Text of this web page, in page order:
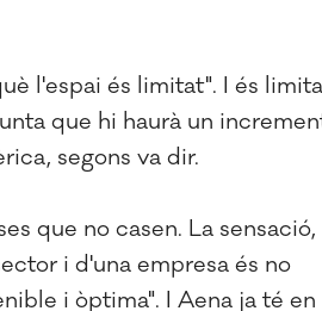
l'espai és limitat". I és
que hi haurà un
segons va dir.
que no casen. La sensació,
i d'una empresa és no
i òptima". I Aena ja té en